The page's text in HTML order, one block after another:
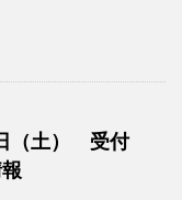
（土） 受付